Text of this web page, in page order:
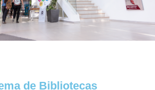
de Bibliotecas